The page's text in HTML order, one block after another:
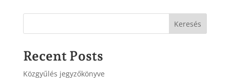
Keresés
Recent Posts
Közgyűlés jegyzőkönyve